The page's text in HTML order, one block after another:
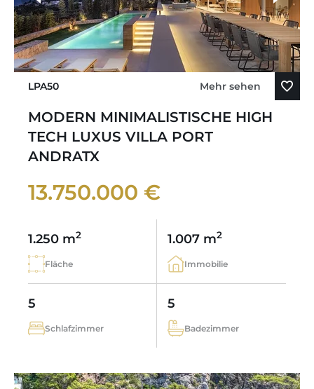
LPA50 Mehr sehen
MODERN MINIMALISTISCHE HIGH
TECH LUXUS VILLA PORT
ANDRATX
13.750.000 €
1.250 m2
Fläche
1.007 m2
Immobilie
5
Schlafzimmer
5
Badezimmer